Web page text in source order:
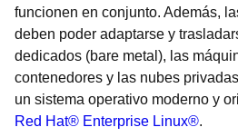
funcionen en conjunto. Además,
deben poder adaptarse y
dedicados (bare metal), las
contenedores y las nubes
un sistema operativo moderno y
Red Hat® Enterprise Linux®.